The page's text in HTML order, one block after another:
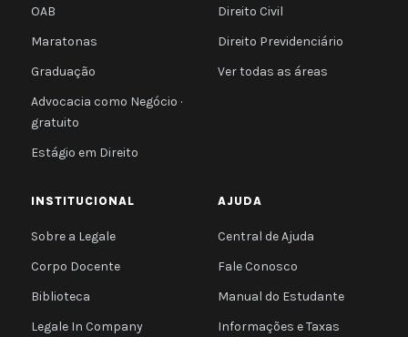
OAB
Maratonas
Graduação
Advocacia como Negócio ·
gratuito
Estágio em Direito
Direito Civil
Direito Previdenciário
Ver todas as áreas
INSTITUCIONAL
Sobre a Legale
Corpo Docente
Biblioteca
Legale In Company
AJUDA
Central de Ajuda
Fale Conosco
Manual do Estudante
Informações e Taxas